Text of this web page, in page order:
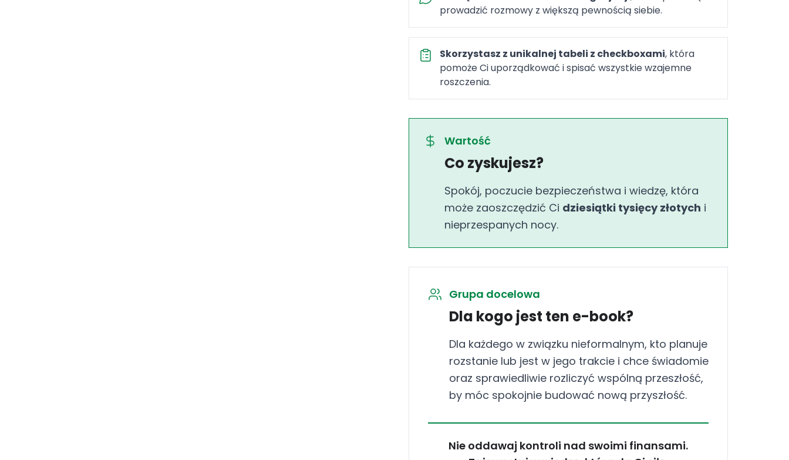
prowadzić rozmowy z większą pewnością siebie.
Skorzystasz z unikalnej tabeli z checkboxami, która
pomoże Ci uporządkować i spisać wszystkie wzajemne
roszczenia.
Wartość
Co zyskujesz?
Spokój, poczucie bezpieczeństwa i wiedzę, która
może zaoszczędzić Ci dziesiątki tysięcy złotych i
nieprzespanych nocy.
Grupa docelowa
Dla kogo jest ten e-book?
Dla każdego w związku nieformalnym, kto planuje
rozstanie lub jest w jego trakcie i chce świadomie
oraz sprawiedliwie rozliczyć wspólną przeszłość,
by móc spokojnie budować nową przyszłość.
Nie oddawaj kontroli nad swoimi finansami.